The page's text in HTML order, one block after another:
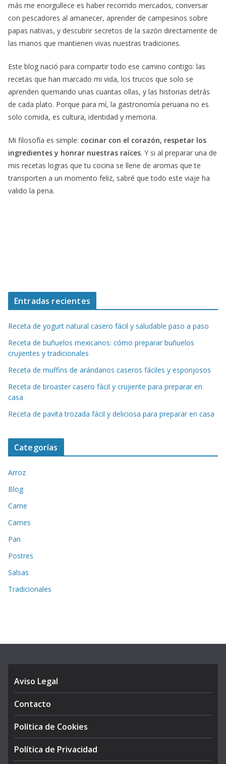
más me enorgullece es haber recorrido mercados, conversar
con pescadores al amanecer, aprender de campesinos sobre
papas nativas, y descubrir secretos de la sazón directamente de
las manos que mantienen vivas nuestras tradiciones.
Este blog nació para compartir todo ese camino contigo: las
recetas que han marcado mi vida, los trucos que solo se
aprenden quemando unas cuantas ollas, y las historias detrás
de cada plato. Porque para mí, la gastronomía peruana no es
solo comida, es cultura, identidad y memoria.
Mi filosofía es simple: cocinar con el corazón, respetar los
ingredientes y honrar nuestras raíces. Y si al preparar una de
mis recetas logras que tu cocina se llene de aromas que te
transporten a un momento feliz, sabré que todo este viaje ha
valido la pena.
Entradas recientes
Receta de yogurt natural casero fácil y saludable paso a paso
Receta de buñuelos mexicanos: cómo preparar buñuelos
crujientes y tradicionales
Receta de muffins de arándanos caseros fáciles y esponjosos
Receta de broaster casero fácil y crujiente para preparar en
casa
Receta de pavita trozada fácil y deliciosa para preparar en casa
Categorías
Arroz
Blog
Carne
Carnes
Pan
Postres
Salsas
Tradicionales
Aviso Legal
Contacto
Política de Cookies
Política de Privacidad